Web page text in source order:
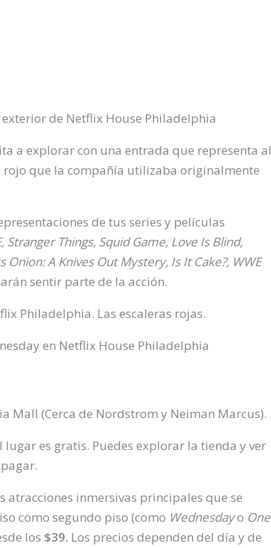
a explorar con una entrada que representa al
rojo que la compañía utilizaba originalmente
de tus series y películas
Stranger Things, Squid Game, Love Is Blind,
A Knives Out Mystery, Is It Cake?, WWE
sentir parte de la acción.
Mall (Cerca de Nordstrom y Neiman Marcus).
lugar es gratis. Puedes explorar la tienda y ver
atracciones inmersivas principales que se
como segundo piso (como Wednesdayo One
los $39. Los precios dependen del día y de